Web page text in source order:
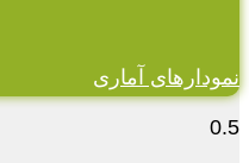
نمودارهای آماری